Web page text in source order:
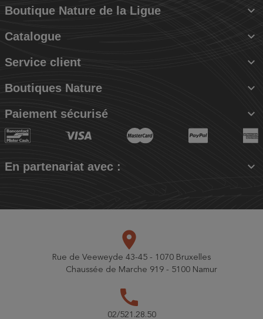
Boutique Nature de la Ligue 
Catalogue 
Service client 
Boutiques Nature 
Paiement sécurisé 
En partenariat avec : 
place
Rue de Veeweyde 43-45 - 1070 Bruxelles
Chaussée de Marche 919 - 5100 Namur
call
02/521.28.50